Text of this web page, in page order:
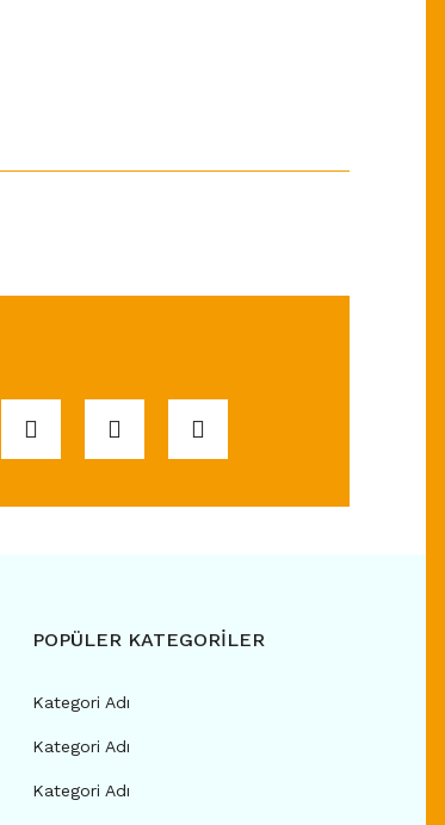
POPÜLER KATEGORİLER
Kategori Adı
Kategori Adı
Kategori Adı